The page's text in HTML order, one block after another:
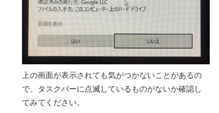
上の画面が表示されても気がつかないことがあるの
で、タスクバーに点滅しているものがないか確認し
てみてください。